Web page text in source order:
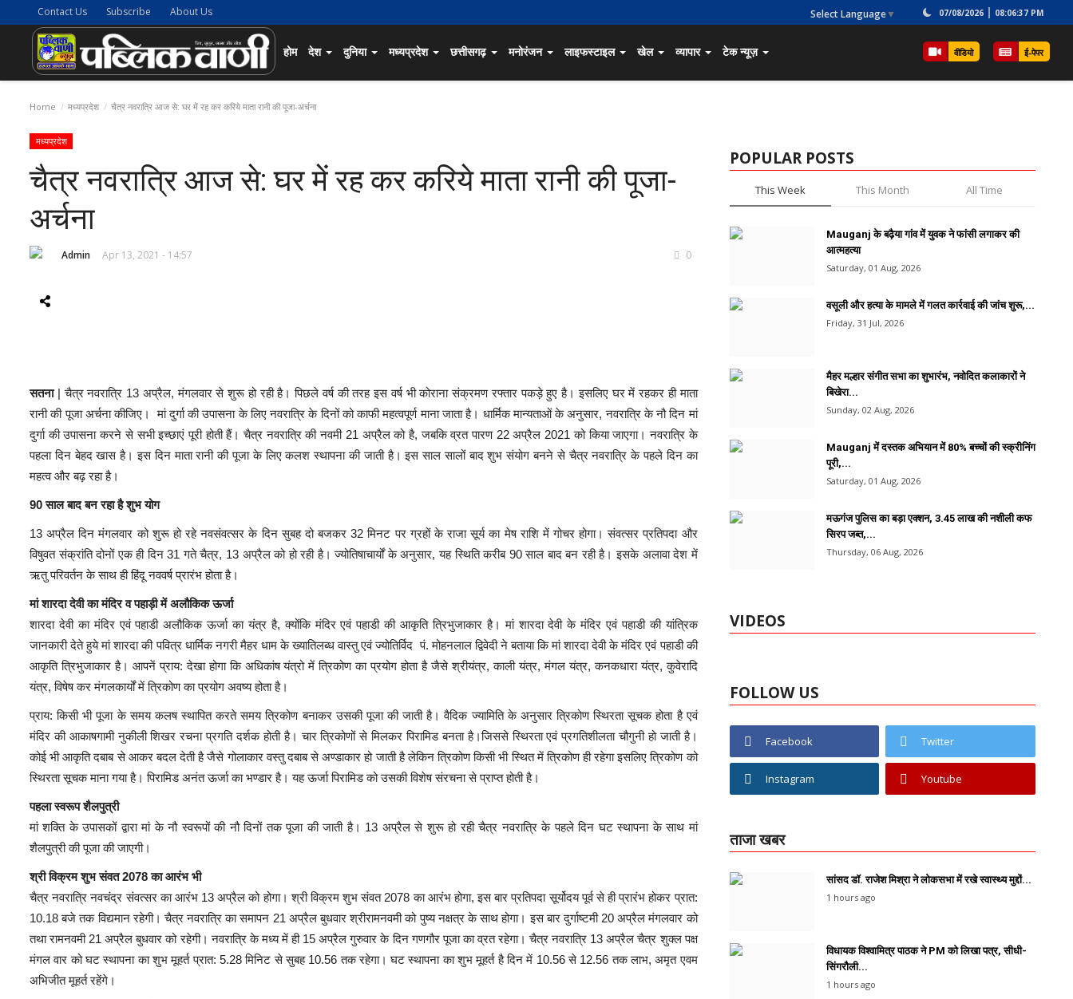
Contact Us Subscribe About Us Select Language▼ 07/08/2026 08:06:37 PM
होम देश दुनिया मध्यप्रदेश छत्तीसगढ़ मनोरंजन लाइफस्टाइल खेल व्यापार टेक न्यूज़ वीडियो ई-पेपर
Home मध्यप्रदेश चैत्र नवरात्रि आज से: घर में रह कर करिये माता रानी की पूजा-अर्चना
मध्यप्रदेश
चैत्र नवरात्रि आज से: घर में रह कर करिये माता रानी की पूजा-
अर्चना
Admin Apr 13, 2021 - 14:57 0
सतना | चैत्र नवरात्रि 13 अप्रैल, मंगलवार से शुरू हो रही है। पिछले वर्ष की तरह इस वर्ष भी कोराना संक्रमण रफ्तार पकड़े हुए है। इसलिए घर में रहकर ही माता
रानी की पूजा अर्चना कीजिए। मां दुर्गा की उपासना के लिए नवरात्रि के दिनों को काफी महत्वपूर्ण माना जाता है। धार्मिक मान्यताओं के अनुसार, नवरात्रि के नौ दिन मां
दुर्गा की उपासना करने से सभी इच्छाएं पूरी होती हैं। चैत्र नवरात्रि की नवमी 21 अप्रैल को है, जबकि व्रत पारण 22 अप्रैल 2021 को किया जाएगा। नवरात्रि के
पहला दिन बेहद खास है। इस दिन माता रानी की पूजा के लिए कलश स्थापना की जाती है। इस साल सालों बाद शुभ संयोग बनने से चैत्र नवरात्रि के पहले दिन का
महत्व और बढ़ रहा है।
90 साल बाद बन रहा है शुभ योग
13 अप्रैल दिन मंगलवार को शुरू हो रहे नवसंवत्सर के दिन सुबह दो बजकर 32 मिनट पर ग्रहों के राजा सूर्य का मेष राशि में गोचर होगा। संवत्सर प्रतिपदा और
विषुवत संक्रांति दोनों एक ही दिन 31 गते चैत्र, 13 अप्रैल को हो रही है। ज्योतिषाचार्यों के अनुसार, यह स्थिति करीब 90 साल बाद बन रही है। इसके अलावा देश में
ऋतु परिवर्तन के साथ ही हिंदू नववर्ष प्रारंभ होता है।
मां शारदा देवी का मंदिर व पहाड़ी में अलौकिक ऊर्जा
शारदा देवी का मंदिर एवं पहाडी अलौकिक ऊर्जा का यंत्र है, क्योंकि मंदिर एवं पहाडी की आकृति त्रिभुजाकार है। मां शारदा देवी के मंदिर एवं पहाडी की यांत्रिक
जानकारी देते हुये मां शारदा की पवित्र धार्मिक नगरी मैहर धाम के ख्यातिलब्ध वास्तु एवं ज्योतिर्विद पं. मोहनलाल द्विवेदी ने बताया कि मां शारदा देवी के मंदिर एवं पहाडी की
आकृति त्रिभुजाकार है। आपनें प्राय: देखा होगा कि अधिकांष यंत्रो में त्रिकोण का प्रयोग होता है जैसे श्रीयंत्र, काली यंत्र, मंगल यंत्र, कनकधारा यंत्र, कुवेरादि
यंत्र, विषेष कर मंगलकार्यों में त्रिकोण का प्रयोग अवष्य होता है।
प्राय: किसी भी पूजा के समय कलष स्थापित करते समय त्रिकोण बनाकर उसकी पूजा की जाती है। वैदिक ज्यामिति के अनुसार त्रिकोण स्थिरता सूचक होता है एवं
मंदिर की आकाषगामी नुकीली शिखर रचना प्रगति दर्शक होती है। चार त्रिकोणों से मिलकर पिरामिड बनता है।जिससे स्थिरता एवं प्रगतिशीलता चौगुनी हो जाती है।
कोई भी आकृति दबाब से आकर बदल देती है जैसे गोलाकार वस्तु दबाब से अण्डाकार हो जाती है लेकिन त्रिकोण किसी भी स्थित में त्रिकोण ही रहेगा इसलिए त्रिकोण को
स्थिरता सूचक माना गया है। पिरामिड अनंत ऊर्जा का भण्डार है। यह ऊर्जा पिरामिड को उसकी विशेष संरचना से प्राप्त होती है।
पहला स्वरूप शैलपुत्री
मां शक्ति के उपासकों द्वारा मां के नौ स्वरूपों की नौ दिनों तक पूजा की जाती है। 13 अप्रैल से शुरू हो रही चैत्र नवरात्रि के पहले दिन घट स्थापना के साथ मां
शैलपुत्री की पूजा की जाएगी।
श्री विक्रम शुभ संवत 2078 का आरंभ भी
चैत्र नवरात्रि नवचंद्र संवत्सर का आरंभ 13 अप्रैल को होगा। श्री विक्रम शुभ संवत 2078 का आरंभ होगा, इस बार प्रतिपदा सूर्योदय पूर्व से ही प्रारंभ होकर प्रात:
10.18 बजे तक विद्यमान रहेगी। चैत्र नवरात्रि का समापन 21 अप्रैल बुधवार श्रीरामनवमी को पुष्य नक्षत्र के साथ होगा। इस बार दुर्गाष्टमी 20 अप्रैल मंगलवार को
तथा रामनवमी 21 अप्रैल बुधवार को रहेगी। नवरात्रि के मध्य में ही 15 अप्रैल गुरुवार के दिन गणगौर पूजा का व्रत रहेगा। चैत्र नवरात्रि 13 अप्रैल चैत्र शुक्ल पक्ष
मंगल वार को घट स्थापना का शुभ मूहर्त प्रात: 5.28 मिनिट से सुबह 10.56 तक रहेगा। घट स्थापना का शुभ मूहर्त है दिन में 10.56 से 12.56 तक लाभ, अमृत एवम
अभिजीत मूहर्त रहेंगे।
POPULAR POSTS
This Week This Month All Time
Mauganj के बढ़ैया गांव में युवक ने फांसी लगाकर की
आत्महत्या
Saturday, 01 Aug, 2026
वसूली और हत्या के मामले में गलत कार्रवाई की जांच शुरू,...
Friday, 31 Jul, 2026
मैहर मल्हार संगीत सभा का शुभारंभ, नवोदित कलाकारों ने
बिखेरा...
Sunday, 02 Aug, 2026
Mauganj में दस्तक अभियान में 80% बच्चों की स्क्रीनिंग
पूरी,...
Saturday, 01 Aug, 2026
मऊगंज पुलिस का बड़ा एक्शन, 3.45 लाख की नशीली कफ
सिरप जब्त,...
Thursday, 06 Aug, 2026
VIDEOS
FOLLOW US
Facebook Twitter
Instagram Youtube
ताजा खबर
सांसद डॉ. राजेश मिश्रा ने लोकसभा में रखे स्वास्थ्य मुद्दों...
1 hours ago
विधायक विश्वामित्र पाठक ने PM को लिखा पत्र, सीधी-
सिंगरौली...
1 hours ago